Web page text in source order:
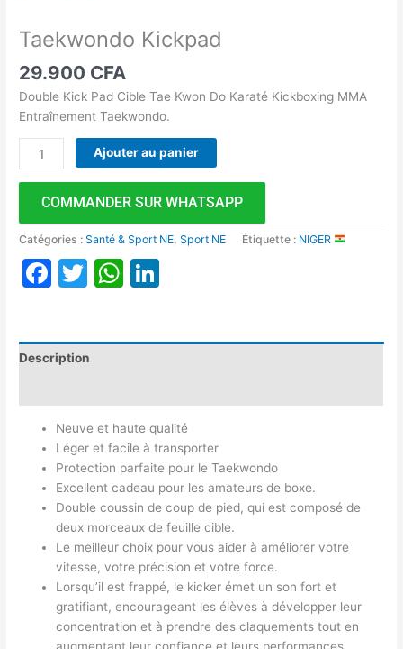
Taekwondo Kickpad
29.900 CFA
Double Kick Pad Cible Tae Kwon Do Karaté Kickboxing MMA
Entraînement Taekwondo.
Ajouter au panier
COMMANDER SUR WHATSAPP
Catégories :Santé & Sport NE,Sport NE Étiquette : NIGER
Facebook
TwitterWhatsApp
Description
Neuve et haute qualité
Léger et facile à transporter
Protection parfaite pour le Taekwondo
Excellent cadeau pour les amateurs de boxe.
Double coussin de coup de pied, qui est composé de
deux morceaux de feuille cible.
Le meilleur choix pour vous aider à améliorer votre
vitesse, votre précision et votre force.
Lorsqu’il est frappé, le kicker émet un son fort et
gratifiant, encourageant les élèves à développer leur
concentration et à prendre des claquements tout en
augmentant leur confiance et leurs performances..